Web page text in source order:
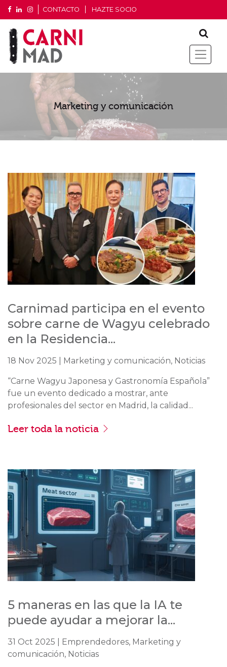
CONTACTO HAZTE SOCIO
Marketing y comunicación
Carnimad participa en el evento
sobre carne de Wagyu celebrado
en la Residencia...
18 Nov 2025 | Marketing y comunicación, Noticias
“Carne Wagyu Japonesa y Gastronomía Española”
fue un evento dedicado a mostrar, ante
profesionales del sector en Madrid, la calidad...
Leer toda la noticia
5 maneras en las que la IA te
puede ayudar a mejorar la...
31 Oct 2025 | Emprendedores, Marketing y
comunicación, Noticias